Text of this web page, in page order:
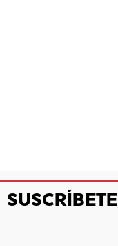
SUSCRÍBETE